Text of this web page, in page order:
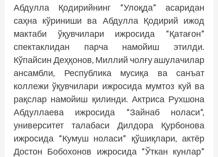
Абдулла Қодирийнинг “Улоқда” асаридан
саҳна кўриниши ва Абдулла Қодирий ижод
мактаби ўқувчилари ижросида “Қатағон”
спектаклидан парча намойиш этилди.
Кўпайсин Деҳқонов, Миллий чолғу ашулачилар
ансамбли, Республика мусиқа ва санъат
коллежи ўқувчилари ижросида мумтоз куй ва
рақслар намойиш қилинди. Актриса Рухшона
Абдуллаева ижросида “Зайнаб ноласи”,
университет талабаси Дилдора Қурбонова
ижросида “Кумуш ноласи” қўшиқлари, актёр
Достон Бобохонов ижросида “Ўткан кунлар”